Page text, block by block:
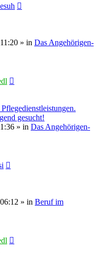
» in Das Angehörigen-
gesucht!
» in Das Angehörigen-
» in Beruf im